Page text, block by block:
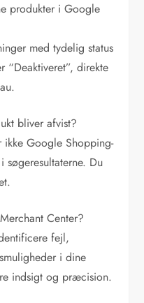
produkter i Google
med tydelig status
“Deaktiveret”, direkte
bliver afvist?
Google Shopping-
Du
Center?
fejl,
i dine
indsigt og præcision.